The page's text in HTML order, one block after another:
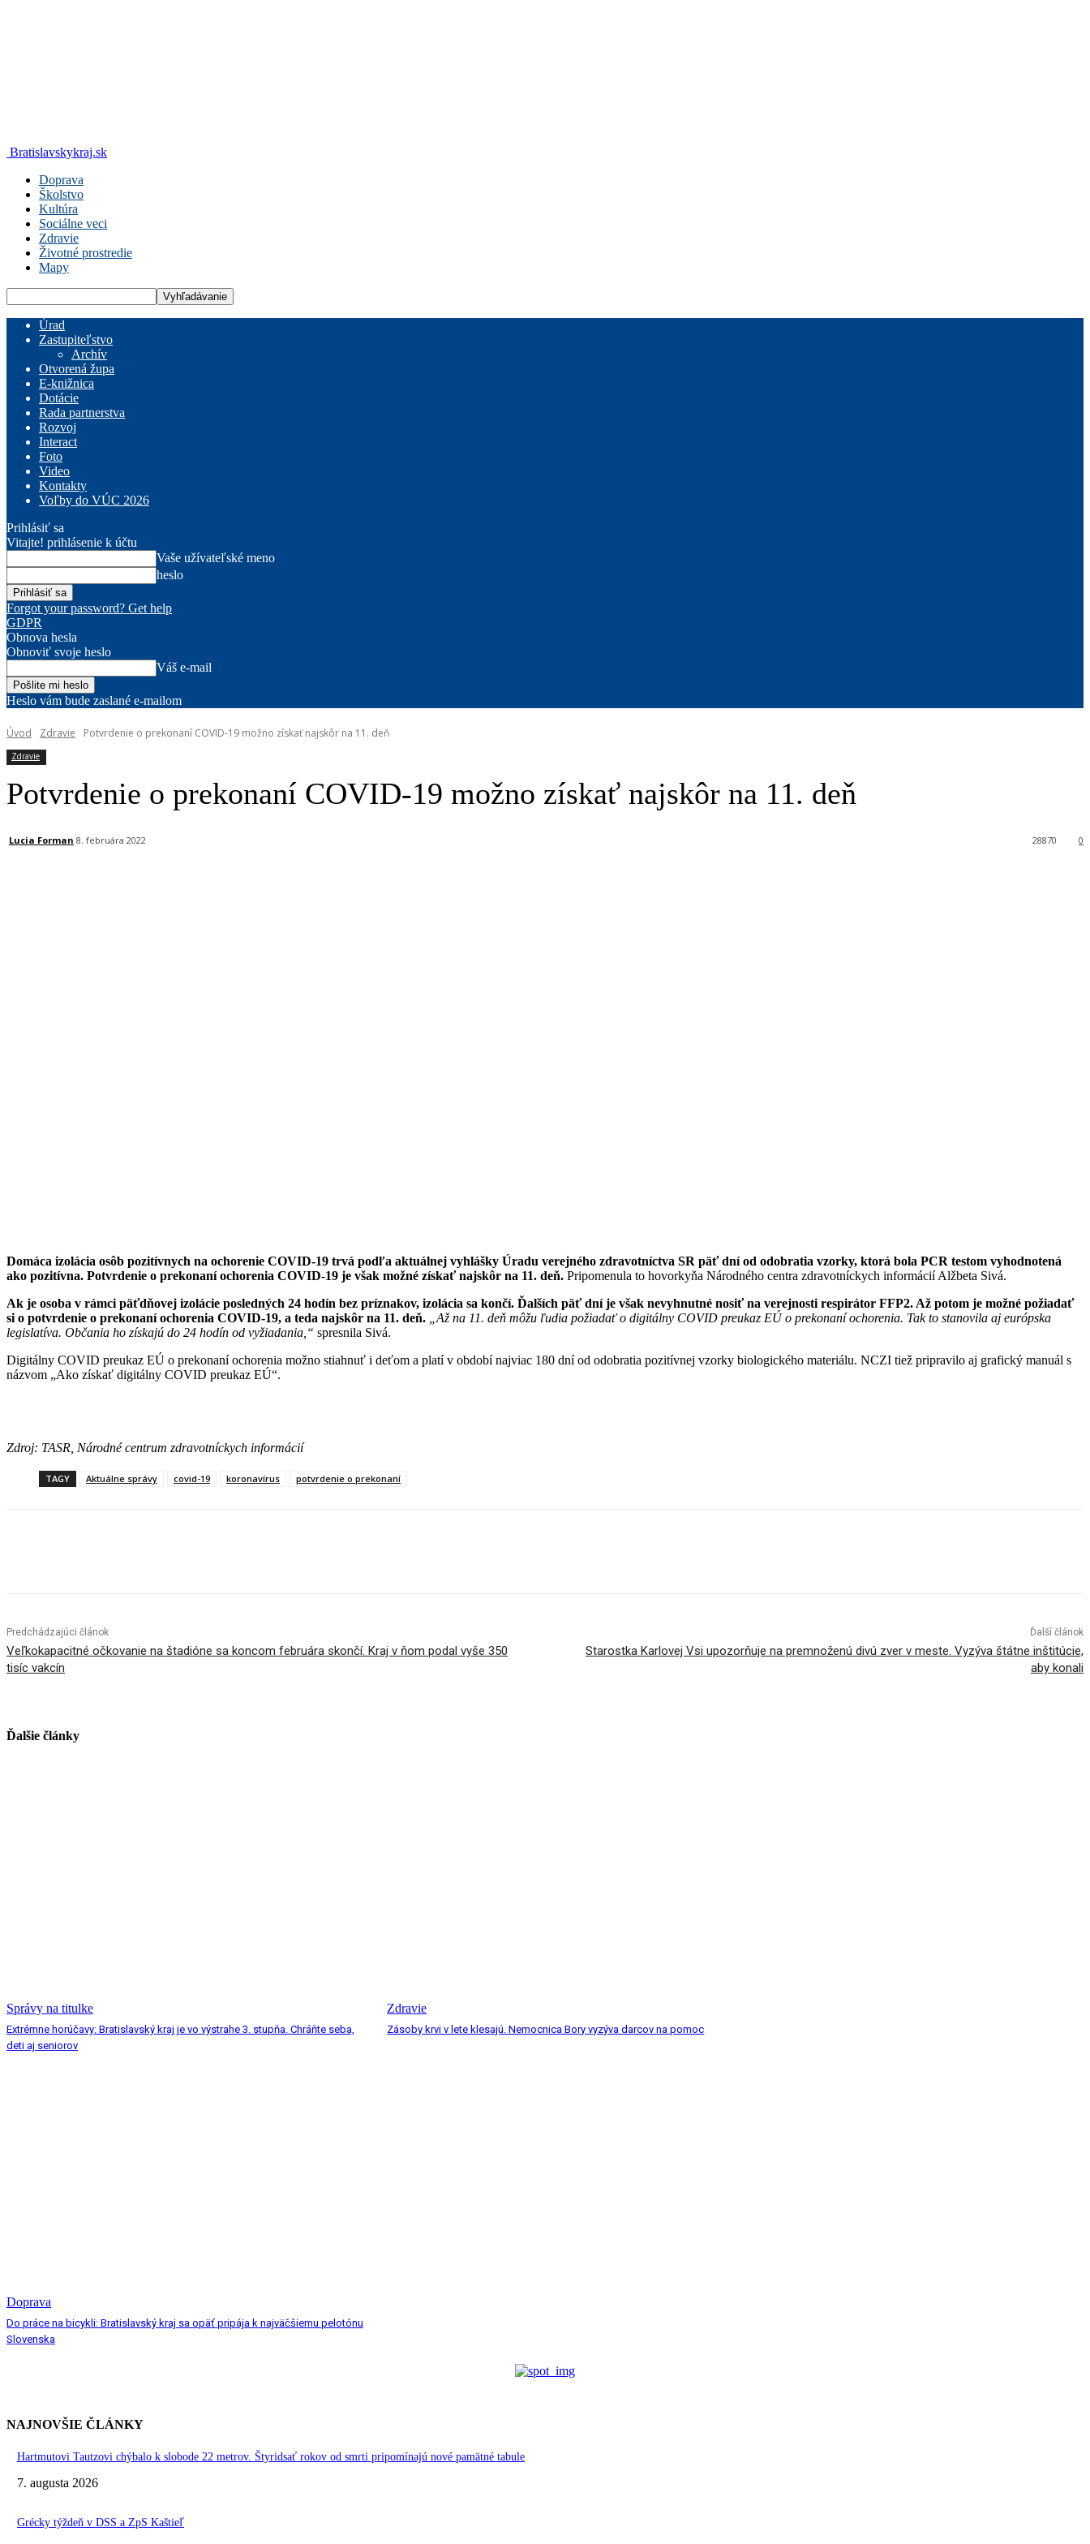
Bratislavskykraj.sk
Doprava
Školstvo
Kultúra
Sociálne veci
Zdravie
Životné prostredie
Mapy
Úrad
Zastupiteľstvo
Archív
Otvorená župa
E-knižnica
Dotácie
Rada partnerstva
Rozvoj
Interact
Foto
Video
Kontakty
Voľby do VÚC 2026
Prihlásiť sa
Vitajte! prihlásenie k účtu
Vaše užívateľské meno
heslo
Forgot your password? Get help
GDPR
Obnova hesla
Obnoviť svoje heslo
Váš e-mail
Heslo vám bude zaslané e-mailom
Úvod Zdravie Potvrdenie o prekonaní COVID-19 možno získať najskôr na 11. deň
Zdravie
Potvrdenie o prekonaní COVID-19 možno získať najskôr na 11. deň
Lucia Forman 8. februára 2022 0
28870
Domáca izolácia osôb pozitívnych na ochorenie COVID-19 trvá podľa aktuálnej vyhlášky Úradu verejného zdravotníctva SR päť dní od odobratia vzorky, ktorá bola PCR testom vyhodnotená
ako pozitívna. Potvrdenie o prekonaní ochorenia COVID-19 je však možné získať najskôr na 11. deň. Pripomenula to hovorkyňa Národného centra zdravotníckych informácií Alžbeta Sivá.
Ak je osoba v rámci päťdňovej izolácie posledných 24 hodín bez príznakov, izolácia sa končí. Ďalších päť dní je však nevyhnutné nosiť na verejnosti respirátor FFP2. Až potom je možné požiadať
si o potvrdenie o prekonaní ochorenia COVID-19, a teda najskôr na 11. deň.
„Až na 11. deň môžu ľudia požiadať o digitálny COVID preukaz EÚ o prekonaní ochorenia. Tak to stanovila aj európska
legislatíva. Občania ho získajú do 24 hodín od vyžiadania,“ spresnila Sivá.
Digitálny COVID preukaz EÚ o prekonaní ochorenia možno stiahnuť i deťom a platí v období najviac 180 dní od odobratia pozitívnej vzorky biologického materiálu. NCZI tiež pripravilo aj grafický manuál s
názvom „Ako získať digitálny COVID preukaz EÚ“.
Zdroj: TASR, Národné centrum zdravotníckych informácií
TAGY Aktuálne správy covid-19 koronavírus potvrdenie o prekonaní
Predchádzajúci článok
Veľkokapacitné očkovanie na štadióne sa koncom februára skončí. Kraj v ňom podal vyše 350
tisíc vakcín
Ďalší článok
Starostka Karlovej Vsi upozorňuje na premnoženú divú zver v meste. Vyzýva štátne inštitúcie,
aby konali
Ďalšie články
Správy na titulke
Extrémne horúčavy: Bratislavský kraj je vo výstrahe 3. stupňa. Chráňte seba,
deti aj seniorov
Zdravie
Zásoby krvi v lete klesajú. Nemocnica Bory vyzýva darcov na pomoc
Doprava
Do práce na bicykli: Bratislavský kraj sa opäť pripája k najväčšiemu pelotónu
Slovenska
NAJNOVŠIE ČLÁNKY
Hartmutovi Tautzovi chýbalo k slobode 22 metrov. Štyridsať rokov od smrti pripomínajú nové pamätné tabule
7. augusta 2026
Grécky týždeň v DSS a ZpS Kaštieľ